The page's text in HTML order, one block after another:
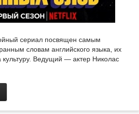
сериал посвящен самым
словам английского языка, их
культуру. Ведущий — актер Николас